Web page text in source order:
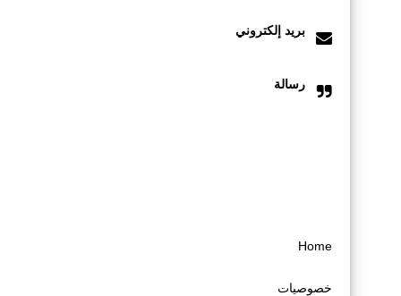
بريد إلكتروني
رسالة
Home
خصوصیات